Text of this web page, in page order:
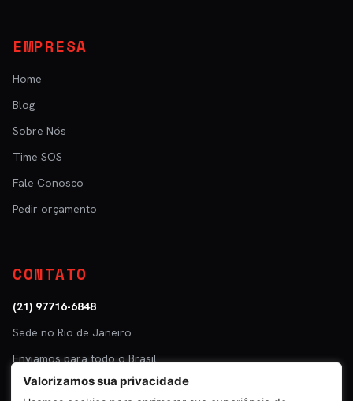
Valorizamos sua privacidade
EMPRESA
Home
Blog
Sobre Nós
Time SOS
Fale Conosco
Pedir orçamento
CONTATO
(21) 97716-6848
Sede no Rio de Janeiro
Enviamos para todo o Brasil
Parceiro: Tuper · Mastra